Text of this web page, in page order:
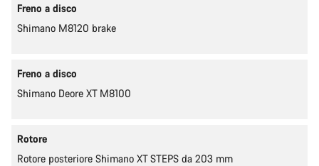
Freno a disco
Shimano M8120 brake
Freno a disco
Shimano Deore XT M8100
Rotore
Rotore posteriore Shimano XT STEPS da 203 mm